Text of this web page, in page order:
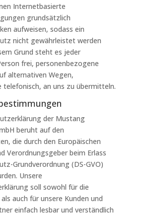
Internetbasierte
grundsätzlich
aufweisen, sodass ein
nicht gewährleistet werden
Grund steht es jeder
frei, personenbezogene
alternativen Wegen,
telefonisch, an uns zu übermitteln.
der Mustang
beruht auf den
die durch den Europäischen
Verordnungsgeber beim Erlass
Grundverordnung (DS-GVO)
Unsere
soll sowohl für die
auch für unsere Kunden und
einfach lesbar und verständlich